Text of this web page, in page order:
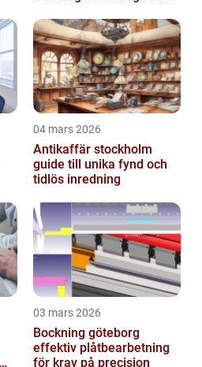
04 mars 2026
Antikaffär stockholm
guide till unika fynd och
tidlös inredning
03 mars 2026
Bockning göteborg
effektiv plåtbearbetning
för krav på precision